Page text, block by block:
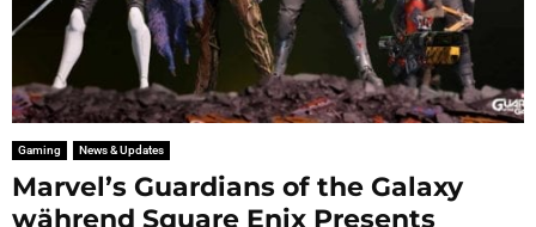
Gaming News & Updates
Marvel’s Guardians of the Galaxy
während Square Enix Presents